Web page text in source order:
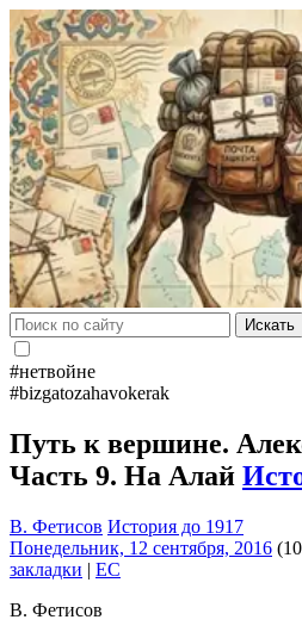
Искать
#нетвойне
#bizgatozahavokerak
Путь к вершине.
Часть 9. На Алай
В. Фетисов История до 1917
Понедельник, 12 сентября, 2016
закладки | EC
В. Фетисов